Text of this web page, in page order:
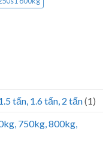
tấn, 1.6 tấn, 2 tấn(1)
750kg, 800kg,